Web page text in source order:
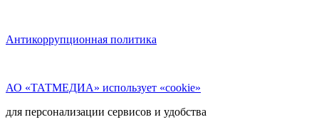
Антикоррупционная политика
АО «ТАТМЕДИА» использует «cookie»
для персонализации сервисов и удобства